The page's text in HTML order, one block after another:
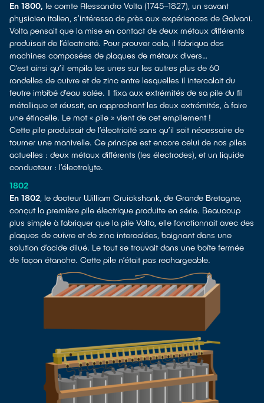
En 1800, le comte Alessandro Volta (1745–1827), un savant
physicien italien, s’intéressa de près aux expériences de Galvani.
Volta pensait que la mise en contact de deux métaux différents
produisait de l’électricité. Pour prouver cela, il fabriqua des
machines composées de plaques de métaux divers…
C’est ainsi qu’il empila les unes sur les autres plus de 60
rondelles de cuivre et de zinc entre lesquelles il intercalait du
feutre imbibé d’eau salée. Il fixa aux extrémités de sa pile du fil
métallique et réussit, en rapprochant les deux extrémités, à faire
une étincelle. Le mot « pile » vient de cet empilement !
Cette pile produisait de l’électricité sans qu’il soit nécessaire de
tourner une manivelle. Ce principe est encore celui de nos piles
actuelles : deux métaux différents (les électrodes), et un liquide
conducteur : l’électrolyte.
1802
En 1802, le docteur William Cruickshank, de Grande Bretagne,
conçut la première pile électrique produite en série. Beaucoup
plus simple à fabriquer que la pile Volta, elle fonctionnait avec des
plaques de cuivre et de zinc intercalées, baignant dans une
solution d’acide dilué. Le tout se trouvait dans une boîte fermée
de façon étanche. Cette pile n’était pas rechargeable.